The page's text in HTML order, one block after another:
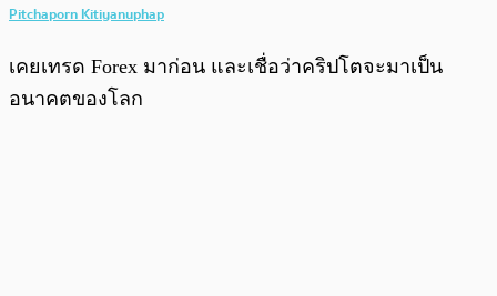
Pitchaporn Kitiyanuphap
เคยเทรด Forex มาก่อน และเชื่อว่าคริปโตจะมาเป็น
อนาคตของโลก